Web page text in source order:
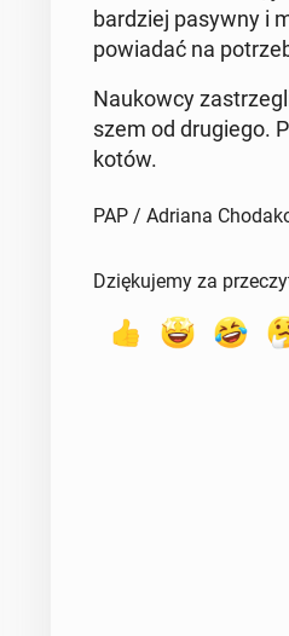
bar­dziej pasywny i
po­wia­dać na
Na­ukow­cy
szem od dru­gie­go.
kotów.
PAP / Adriana
Dziękujemy za